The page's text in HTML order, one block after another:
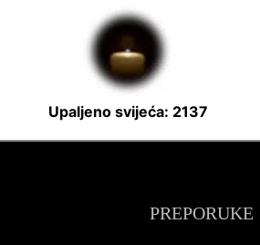
Upaljeno svijeća: 2137
PREPORUKE